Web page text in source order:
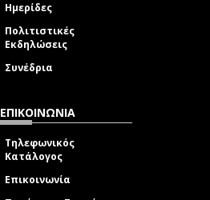
Ημερίδες
Πολιτιστικές
Εκδηλώσεις
Συνέδρια
ΕΠΙΚΟΙΝΩΝΙΑ
Τηλεφωνικός
Κατάλογος
Επικοινωνία